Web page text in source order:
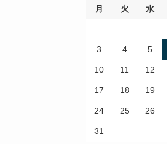
月 火 水
3 4 5
10 11 12
17 18 19
24 25 26
31